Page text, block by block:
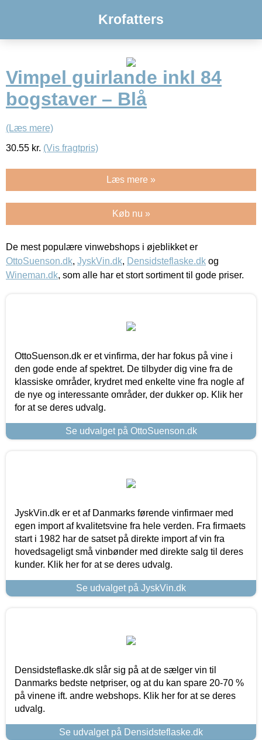
Krofatters
Vimpel guirlande inkl 84
bogstaver – Blå
(Læs mere)
30.55 kr. (Vis fragtpris)
Læs mere »
Køb nu »
De mest populære vinwebshops i øjeblikket er
OttoSuenson.dk, JyskVin.dk, Densidsteflaske.dk og
Wineman.dk, som alle har et stort sortiment til gode priser.
OttoSuenson.dk er et vinfirma, der har fokus på vine i
den gode ende af spektret. De tilbyder dig vine fra de
klassiske områder, krydret med enkelte vine fra nogle af
de nye og interessante områder, der dukker op. Klik her
for at se deres udvalg.
Se udvalget på OttoSuenson.dk
JyskVin.dk er et af Danmarks førende vinfirmaer med
egen import af kvalitetsvine fra hele verden. Fra firmaets
start i 1982 har de satset på direkte import af vin fra
hovedsageligt små vinbønder med direkte salg til deres
kunder. Klik her for at se deres udvalg.
Se udvalget på JyskVin.dk
Densidsteflaske.dk slår sig på at de sælger vin til
Danmarks bedste netpriser, og at du kan spare 20-70 %
på vinene ift. andre webshops. Klik her for at se deres
udvalg.
Se udvalget på Densidsteflaske.dk